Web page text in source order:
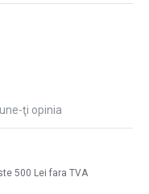
ţi opinia
500 Lei fara TVA